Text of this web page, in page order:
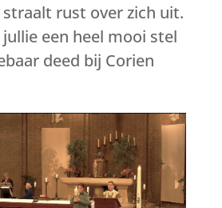
rust over zich uit.
een heel mooi stel
deed bij Corien